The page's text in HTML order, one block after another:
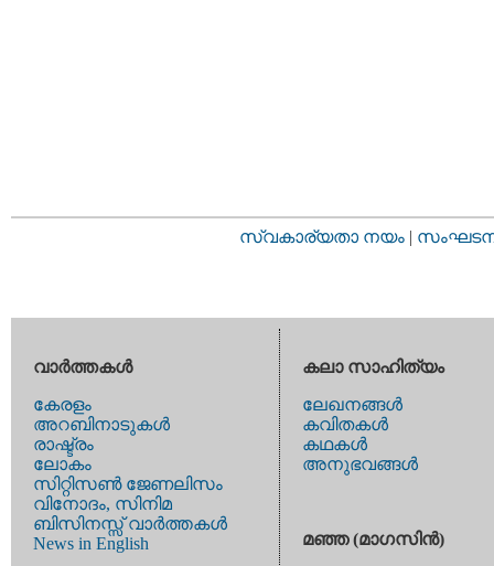
സ്വകാര്യതാ നയം |
വാര്‍ത്തകള്‍
കേരളം
അറബിനാടുകള്‍
രാഷ്ട്രം
ലോകം
സിറ്റിസണ്‍ ജേണലിസം
വിനോദം, സിനിമ
ബിസിനസ്സ് വാര്‍ത്തകള്‍
News in English
കലാ സാഹിത്യം
ലേഖനങ്ങള്‍
കവിതകള്‍
കഥകള്‍
അനുഭവങ്ങള്‍
മഞ്ഞ (മാഗസിന്‍)